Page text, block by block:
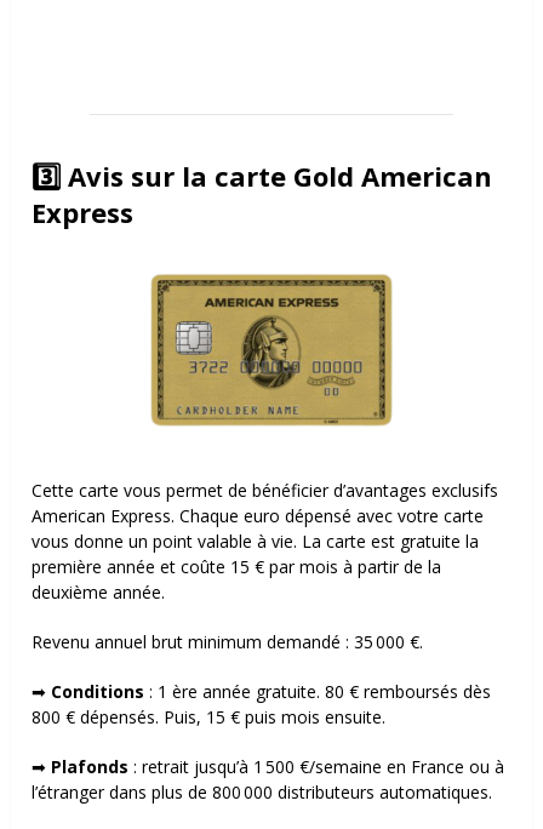
3️⃣ Avis sur la carte Gold American
Express
Cette carte vous permet de bénéficier d’avantages exclusifs
American Express. Chaque euro dépensé avec votre carte
vous donne un point valable à vie. La carte est gratuite la
première année et coûte 15 € par mois à partir de la
deuxième année.
Revenu annuel brut minimum demandé :35 000 €.
➡ Conditions : 1 ère année gratuite. 80 € remboursés dès
800 € dépensés. Puis, 15 € puis mois ensuite.
➡ Plafonds : retrait jusqu’à 1 500 €/semaine en France ou à
l’étranger dans plus de 800 000 distributeurs automatiques.